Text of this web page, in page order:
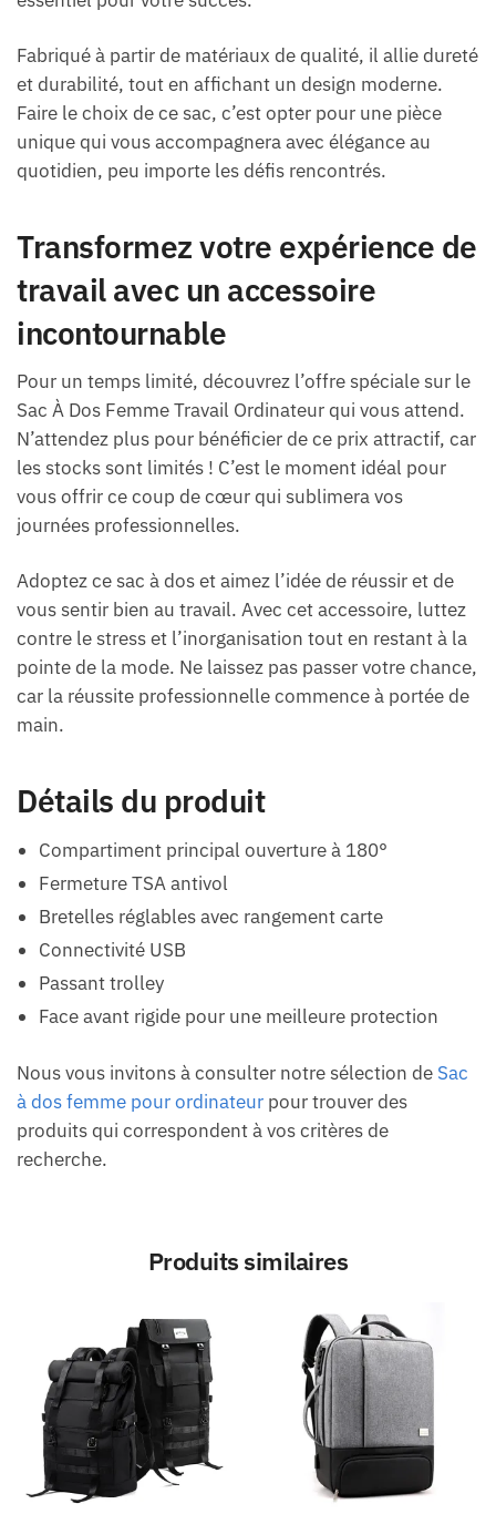
Fabriqué à partir de matériaux de qualité, il allie dureté
et durabilité, tout en affichant un design moderne.
Faire le choix de ce sac, c’est opter pour une pièce
unique qui vous accompagnera avec élégance au
quotidien, peu importe les défis rencontrés.
Transformez votre expérience de
travail avec un accessoire
incontournable
Pour un temps limité, découvrez l’offre spéciale sur le
Sac À Dos Femme Travail Ordinateur qui vous attend.
N’attendez plus pour bénéficier de ce prix attractif, car
les stocks sont limités ! C’est le moment idéal pour
vous offrir ce coup de cœur qui sublimera vos
journées professionnelles.
Adoptez ce sac à dos et aimez l’idée de réussir et de
vous sentir bien au travail. Avec cet accessoire, luttez
contre le stress et l’inorganisation tout en restant à la
pointe de la mode. Ne laissez pas passer votre chance,
car la réussite professionnelle commence à portée de
main.
Détails du produit
Compartiment principal ouverture à 180°
Fermeture TSA antivol
Bretelles réglables avec rangement carte
Connectivité USB
Passant trolley
Face avant rigide pour une meilleure protection
Nous vous invitons à consulter notre sélection de Sac
à dos femme pour ordinateur pour trouver des
produits qui correspondent à vos critères de
recherche.
Produits similaires